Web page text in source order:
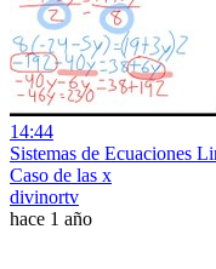
14:44
Sistemas de Ecuaciones
Caso de las x
divinortv
hace 1 año